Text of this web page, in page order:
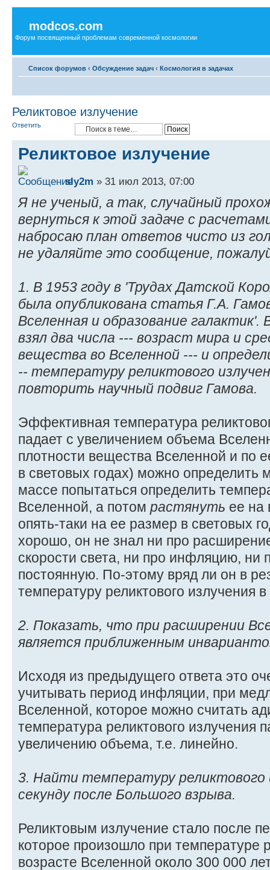
modcos.com
Форум посвященный проблемам современной космологии
Список форумов ‹ Обсуждение задач ‹ Космология в задачах
Реликтовое излучение
Ответить
Реликтовое излучение
sly2m » 31 июл 2013, 07:00
Я не ученый, а так, случайный
вернуться к этой задаче с
набросаю план ответов чисто из
не удаляйте это сообщение,
1. В 1953 году в 'Трудах Датской
была опубликована статья Г.А.
Вселенная и образование
взял два числа --- возраст мира и
вещества во Вселенной --- и
-- температуру реликтового
повторить научный подвиг Гамова.
Эффективная температура
падает с увеличением объема
плотности вещества Вселенной и по
в световых годах) можно определить
массе попытаться определить
Вселенной, а потом растянуть ее на
опять-таки на ее размер в световых
хорошо, он не знал ни про
скорости света, ни про инфляцию, ни
постоянную. По-этому вряд ли он в
температуру реликтового излучения
2. Показать, что при расширении
является приближенным
Исходя из предыдущего ответа это
учитывать период инфляции, при
Вселенной, которое можно считать
температура реликтового излучения
увеличению объема, т.е. линейно.
3. Найти температуру реликтового
секунду после Большого взрыва.
Реликтовым излучение стало после
которое произошло при температуре
возрасте Вселенной около 300 000